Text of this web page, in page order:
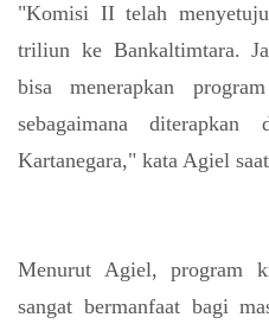
"Komisi II telah
triliun ke Bankaltimtara.
bisa menerapkan
sebagaimana
Kartanegara," kata Agiel
Menurut Agiel, program
sangat bermanfaat bagi